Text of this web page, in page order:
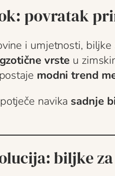
povratak
i umjetnosti,
vrste u
modni trend
navika sadnje
biljke